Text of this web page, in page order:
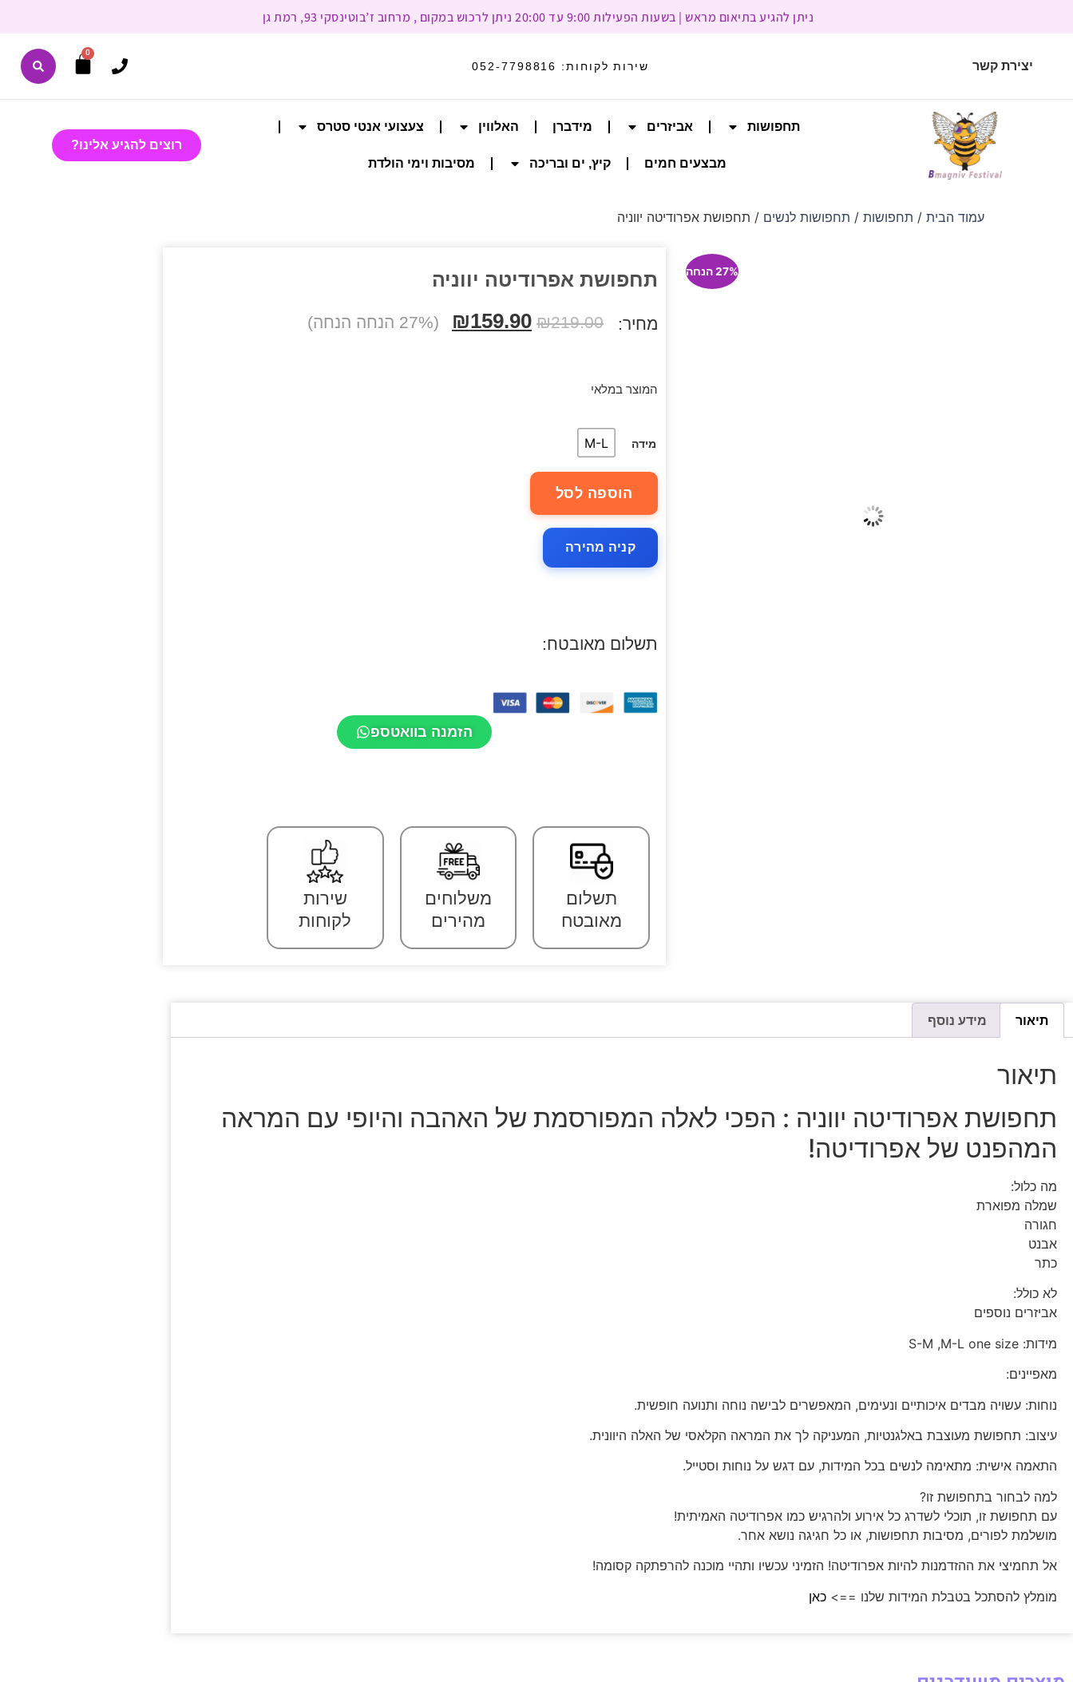
ניתן להגיע בתיאום מראש | בשעות הפעילות 9:00 עד 20:00 ניתן לרכוש במקום , מרחוב ז’בוטינסקי 93, רמת גן
יצירת קשר שירות לקוחות: 052-7798816
0
תחפושות אביזרים מידברן האלווין צעצועי אנטי סטרס
מבצעים חמים קיץ, ים ובריכה מסיבות וימי הולדת
רוצים להגיע אלינו?
עמוד הבית/ תחפושות/ תחפושות לנשים / תחפושת אפרודיטה יווניה
27% הנחה תחפושת אפרודיטה יווניה
מחיר: ₪219.00
₪159.90 (27% הנחה הנחה)
המוצר במלאי
מידה M-L
הוספה לסל
קניה מהירה
תשלום מאובטח:
הזמנה בוואטספ
תשלום
מאובטח
משלוחים
מהירים
שירות
לקוחות
תיאור מידע נוסף
תיאור
תחפושת אפרודיטה יווניה : הפכי לאלה המפורסמת של האהבה והיופי עם המראה
המהפנט של אפרודיטה!
מה כלול:
שמלה מפוארת
חגורה
אבנט
כתר
לא כולל:
אביזרים נוספים
מידות: S-M ,M-L one size
מאפיינים:
נוחות: עשויה מבדים איכותיים ונעימים, המאפשרים לבישה נוחה ותנועה חופשית.
עיצוב: תחפושת מעוצבת באלגנטיות, המעניקה לך את המראה הקלאסי של האלה היוונית.
התאמה אישית: מתאימה לנשים בכל המידות, עם דגש על נוחות וסטייל.
למה לבחור בתחפושת זו?
עם תחפושת זו, תוכלי לשדרג כל אירוע ולהרגיש כמו אפרודיטה האמיתית!
מושלמת לפורים, מסיבות תחפושות, או כל חגיגה נושא אחר.
אל תחמיצי את ההזדמנות להיות אפרודיטה! הזמיני עכשיו ותהיי מוכנה להרפתקה קסומה!
מומלץ להסתכל בטבלת המידות שלנו ==> כאן